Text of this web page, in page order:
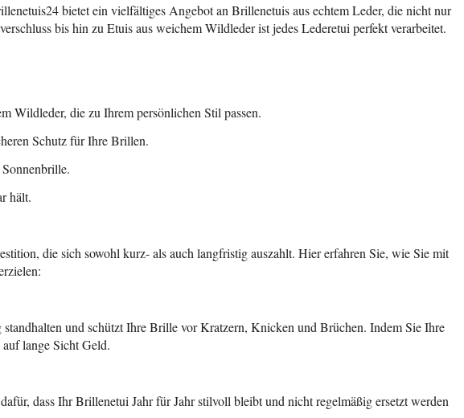
bietet ein vielfältiges Angebot an Brillenetuis aus echtem Leder, die nicht nur
bis hin zu Etuis aus weichem Wildleder ist jedes Lederetui perfekt verarbeitet.
Wildleder, die zu Ihrem persönlichen Stil passen.
Schutz für Ihre Brillen.
hält.
die sich sowohl kurz- als auch langfristig auszahlt. Hier erfahren Sie, wie Sie mit
und schützt Ihre Brille vor Kratzern, Knicken und Brüchen. Indem Sie Ihre
lange Sicht Geld.
dass Ihr Brillenetui Jahr für Jahr stilvoll bleibt und nicht regelmäßig ersetzt werden